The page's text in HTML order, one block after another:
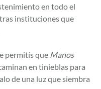
en todo el
instituciones que
permitís que Manos
en tinieblas para
de una luz que siembra